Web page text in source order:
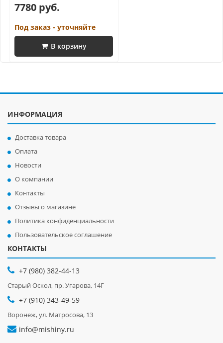
7780 руб.
Под заказ - уточняйте
В корзину
ИНФОРМАЦИЯ
Доставка товара
Оплата
Новости
О компании
Контакты
Отзывы о магазине
Политика конфиденциальности
Пользовательское соглашение
КОНТАКТЫ
+7 (980) 382-44-13
Старый Оскол, пр. Угарова, 14Г
+7 (910) 343-49-59
Воронеж, ул. Матросова, 13
info@mishiny.ru